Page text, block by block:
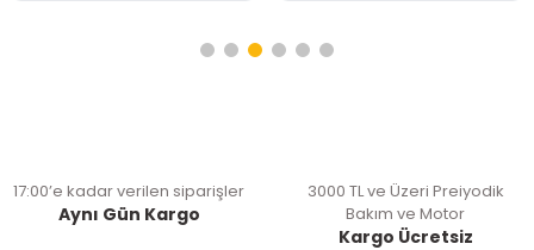
17:00’e kadar verilen siparişler
Aynı Gün Kargo
3000 TL ve Üzeri Preiyodik
Bakım ve Motor
Kargo Ücretsiz